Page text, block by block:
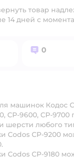
товар
14 дней с
Вопросов:
0
машинок Кодос
СР-9600, СР-9700
шерсти любого
Codos CP-9200
Codos CP-9180